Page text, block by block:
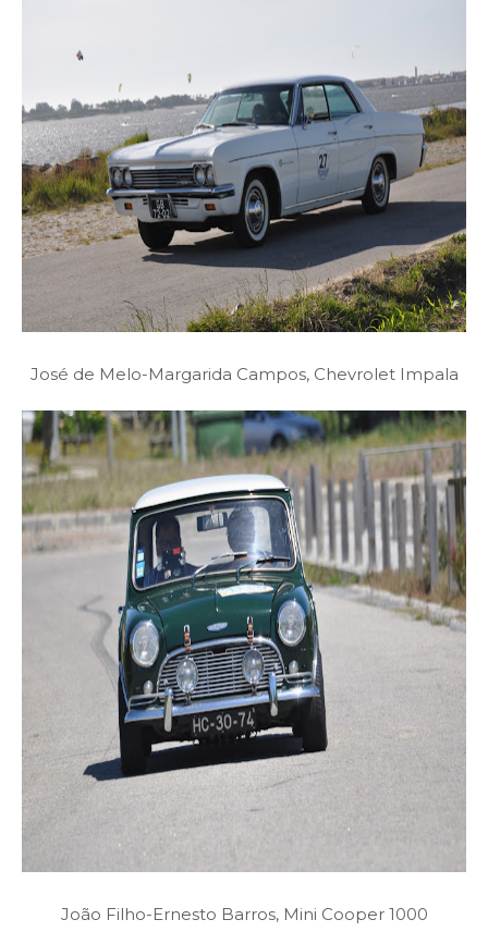
José de Melo-Margarida Campos, Chevrolet Impala
João Filho-Ernesto Barros, Mini Cooper 1000